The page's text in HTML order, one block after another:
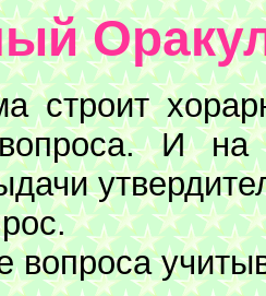
вопроса. И на